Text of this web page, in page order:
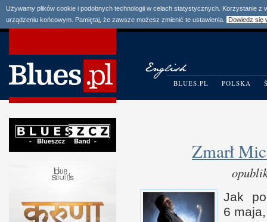
Używamy plików cookie i podobnych technologii w celach statystycznych. Korzystanie
urządzeniu końcowym. Pamiętaj, że zawsze możesz zmienić te ustawienia.
Dowiedz się
BLUES.PL POLSKA
Zmarł
Jak
6 m